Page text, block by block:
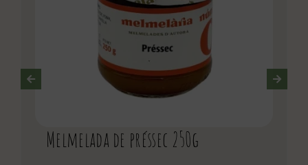
Melmelada de préssec 250g